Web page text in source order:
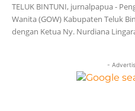
TELUK BINTUNI, jurnalpapua -
Wanita (GOW) Kabupaten Teluk
dengan Ketua Ny. Nurdiana
-